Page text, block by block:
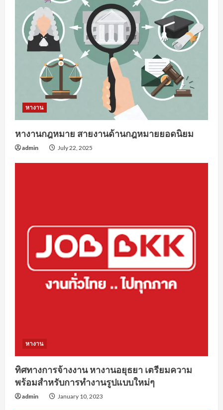
หางาน
หางานกฎหมาย สายงานด้านกฎหมายยอดนิยม
admin July 22, 2025
หางาน
ทิศทางการจ้างงาน หางานอยุธยา เตรียมความ
พร้อมสำหรับการทำงานรูปแบบใหม่ๆ
admin January 10, 2023